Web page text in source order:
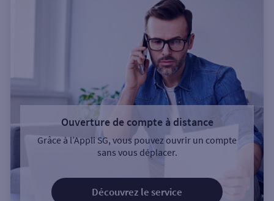
Ouverture de compte à distance
Grâce à l’Appli SG, vous pouvez ouvrir un compte
sans vous déplacer.
Découvrez le service